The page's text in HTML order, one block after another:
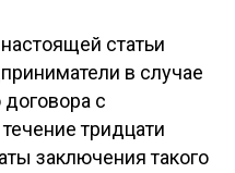
статьи
в случае
с
тридцати
заключения такого